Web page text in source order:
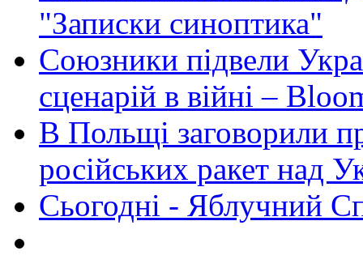
"Записки синоптика"
Союзники підвели
сценарій в війні –
В Польщі заговорили
російських ракет над
Сьогодні - Яблучний